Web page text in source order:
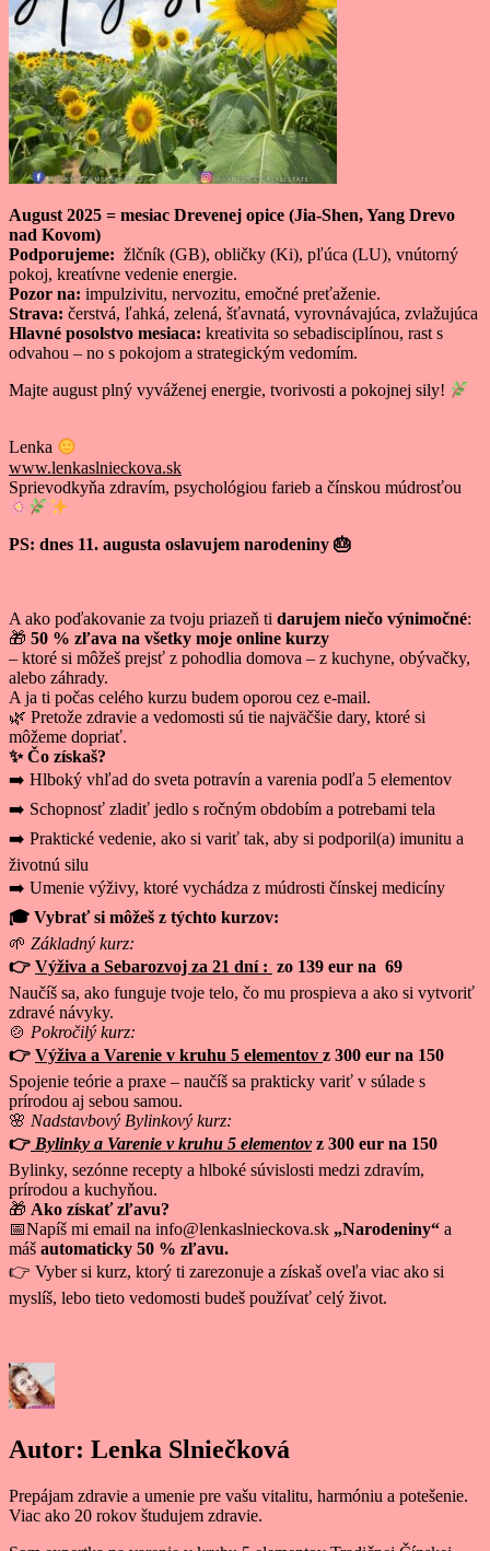
August 2025 = mesiac Drevenej opice (Jia-Shen, Yang Drevo
nad Kovom)
Podporujeme: žlčník (GB), obličky (Ki), pľúca (LU), vnútorný
pokoj, kreatívne vedenie energie.
Pozor na: impulzivitu, nervozitu, emočné preťaženie.
Strava: čerstvá, ľahká, zelená, šťavnatá, vyrovnávajúca, zvlažujúca
Hlavné posolstvo mesiaca: kreativita so sebadisciplínou, rast s
odvahou – no s pokojom a strategickým vedomím.
Majte august plný vyváženej energie, tvorivosti a pokojnej sily!
Lenka
www.lenkaslnieckova.sk
Sprievodkyňa zdravím, psychológiou farieb a čínskou múdrosťou
PS: dnes 11. augusta oslavujem narodeniny 🎂
A ako poďakovanie za tvoju priazeň ti darujem niečo výnimočné:
🎁 50 % zľava na všetky moje online kurzy
– ktoré si môžeš prejsť z pohodlia domova – z kuchyne, obývačky,
alebo záhrady.
A ja ti počas celého kurzu budem oporou cez e-mail.
🌿 Pretože zdravie a vedomosti sú tie najväčšie dary, ktoré si
môžeme dopriať.
✨ Čo získaš?
➡️ Hlboký vhľad do sveta potravín a varenia podľa 5 elementov
➡️ Schopnosť zladiť jedlo s ročným obdobím a potrebami tela
➡️ Praktické vedenie, ako si variť tak, aby si podporil(a) imunitu a
životnú silu
➡️ Umenie výživy, ktoré vychádza z múdrosti čínskej medicíny
🎓 Vybrať si môžeš z týchto kurzov:
🌱 Základný kurz:
👉 Výživa a Sebarozvoj za 21 dní : zo 139 eur na 69
Naučíš sa, ako funguje tvoje telo, čo mu prospieva a ako si vytvoriť
zdravé návyky.
🍲 Pokročilý kurz:
👉 Výživa a Varenie v kruhu 5 elementov z 300 eur na 150
Spojenie teórie a praxe – naučíš sa prakticky variť v súlade s
prírodou aj sebou samou.
🌸 Nadstavbový Bylinkový kurz:
👉 Bylinky a Varenie v kruhu 5 elementov z 300 eur na 150
Bylinky, sezónne recepty a hlboké súvislosti medzi zdravím,
prírodou a kuchyňou.
🎁 Ako získať zľavu?
📅Napíš mi email na info@lenkaslnieckova.sk „Narodeniny“ a
máš automaticky 50 % zľavu.
👉 Vyber si kurz, ktorý ti zarezonuje a získaš oveľa viac ako si
myslíš, lebo tieto vedomosti budeš používať celý život.
Autor: Lenka Slniečková
Prepájam zdravie a umenie pre vašu vitalitu, harmóniu a potešenie.
Viac ako 20 rokov študujem zdravie.